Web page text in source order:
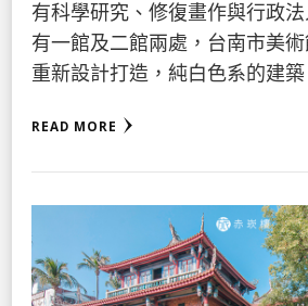
有科學研究、修復畫作與行政
有一館及二館兩處，台南市美
重新設計打造，純白色系的建
READ MORE